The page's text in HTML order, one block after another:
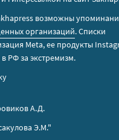
возможны
организаций. Списки
Metа, ее продукты
РФ за экстремизм.
А.Д.
Э.М."